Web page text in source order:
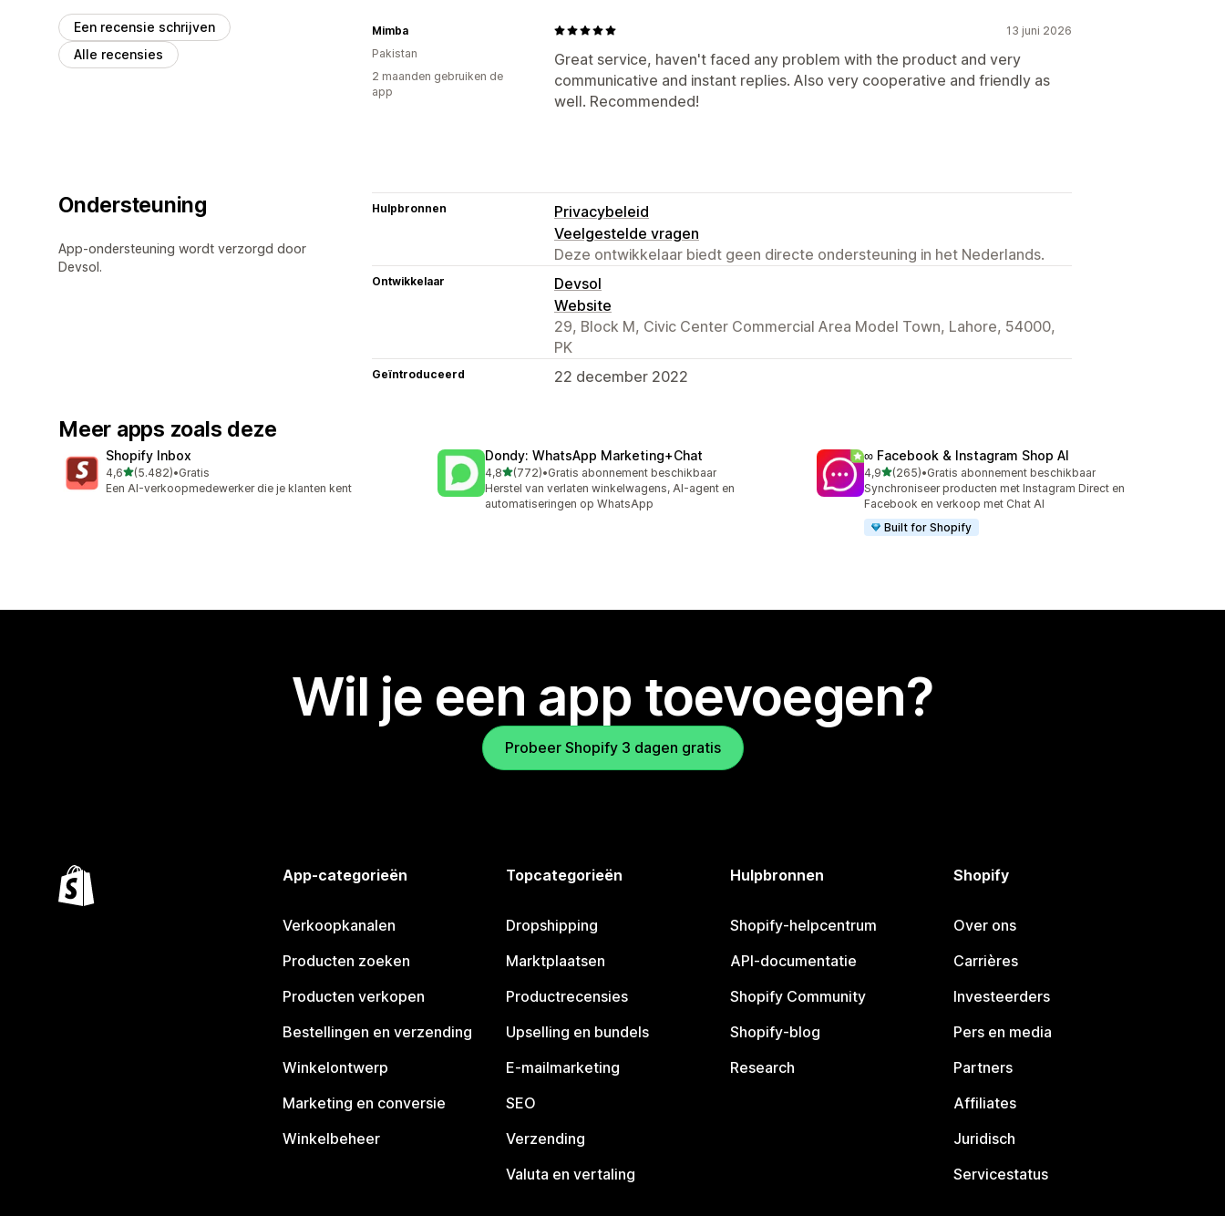
Een recensie schrijven
Alle recensies
13 juni 2026
Great service, haven't faced any problem with the product and very
communicative and instant replies. Also very cooperative and friendly as
well. Recommended!
Mimba
Pakistan
2 maanden gebruiken de
app
Ondersteuning
App-ondersteuning wordt verzorgd door
Devsol.
Hulpbronnen
Privacybeleid
Veelgestelde vragen
Deze ontwikkelaar biedt geen directe ondersteuning in het Nederlands.
Ontwikkelaar
Devsol
Website
29, Block M, Civic Center Commercial Area Model Town, Lahore, 54000,
PK
Geïntroduceerd 22 december 2022
Meer apps zoals deze
Shopify Inbox
4,6van 5 sterren
(5.482)
5482 recensies in totaal
•Gratis
Een AI-verkoopmedewerker die je klanten kent
Dondy: WhatsApp Marketing+Chat
4,8van 5 sterren
(772)
772 recensies in totaal
•Gratis abonnement beschikbaar
Herstel van verlaten winkelwagens, AI-agent en
automatiseringen op WhatsApp
∞ Facebook & Instagram Shop AI
4,9van 5 sterren
(265)
265 recensies in totaal
•Gratis abonnement beschikbaar
Synchroniseer producten met Instagram Direct en
Facebook en verkoop met Chat AI
Built for Shopify
Wil je een app toevoegen?
Probeer Shopify 3 dagen gratis
App-categorieën
Verkoopkanalen
Producten zoeken
Producten verkopen
Bestellingen en verzending
Winkelontwerp
Marketing en conversie
Winkelbeheer
Topcategorieën
Dropshipping
Marktplaatsen
Productrecensies
Upselling en bundels
E-mailmarketing
SEO
Verzending
Valuta en vertaling
Hulpbronnen
Shopify-helpcentrum
API-documentatie
Shopify Community
Shopify-blog
Research
Shopify
Over ons
Carrières
Investeerders
Pers en media
Partners
Affiliates
Juridisch
Servicestatus